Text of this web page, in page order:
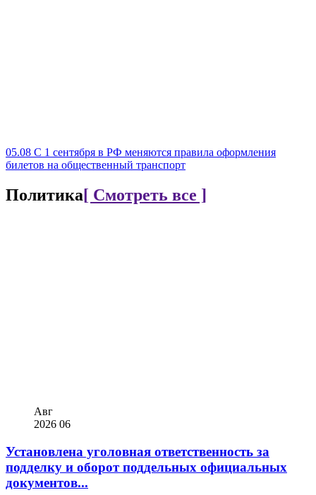
05.08 С 1 сентября в РФ меняются правила оформления
билетов на общественный транспорт
Политика[ Смотреть все ]
Авг
2026 06
Установлена уголовная ответственность за
подделку и оборот поддельных официальных
документов...